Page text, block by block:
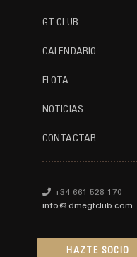
GT CLUB
CALENDARIO
FLOTA
NOTICIAS
CONTACTAR
+34 661 528 170
info@dmegtclub.com
HAZTE SOCIO